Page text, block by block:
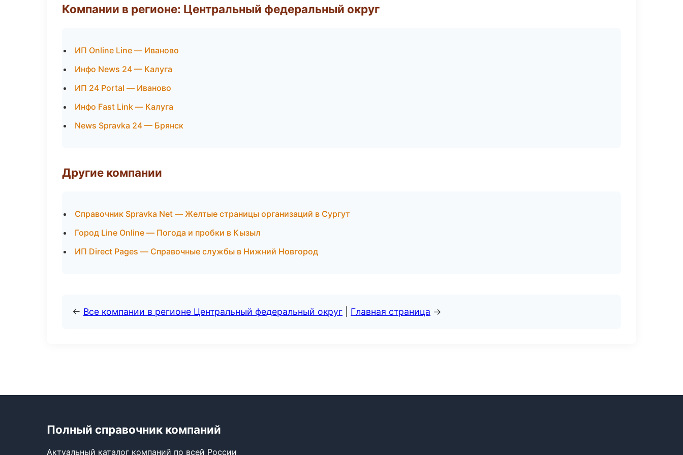
Компании в регионе: Центральный федеральный округ
ИП Online Line — Иваново
Инфо News 24 — Калуга
ИП 24 Portal — Иваново
Инфо Fast Link — Калуга
News Spravka 24 — Брянск
Другие компании
Справочник Spravka Net — Желтые страницы организаций в Сургут
Город Line Online — Погода и пробки в Кызыл
ИП Direct Pages — Справочные службы в Нижний Новгород
← Все компании в регионе Центральный федеральный округ Главная страница →
Полный справочник компаний
Актуальный каталог компаний по всей России